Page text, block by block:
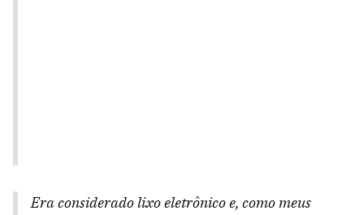
Era considerado lixo eletrônico e, como meus